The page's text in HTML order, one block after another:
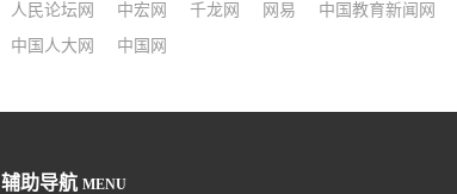
人民论坛网 中宏网 千龙网 网易 中国教育新闻网
中国人大网 中国网
辅助导航 MENU